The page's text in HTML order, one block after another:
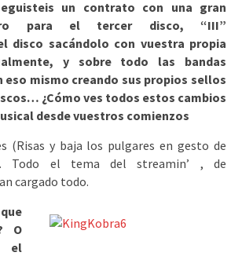
un contrato con una gran
para el tercer disco, “III”
disco sacándolo con vuestra propia
y sobre todo las bandas
eso mismo creando sus propios sellos
¿Cómo ves todos estos cambios
desde vuestros comienzos
(Risas y baja los pulgares en gesto de
Todo el tema del streamin’ , de
cargado todo.
O
el